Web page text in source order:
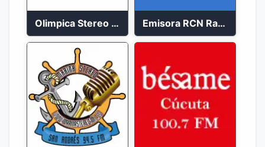
Olimpica Stereo Bogotá 105.9 FM Vibrante Emisora RCN Radio 93.9 FM Bogotá